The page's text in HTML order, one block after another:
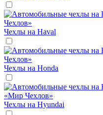
Чехлы на Haval
Чехлы на Honda
Чехлы на Hyundai